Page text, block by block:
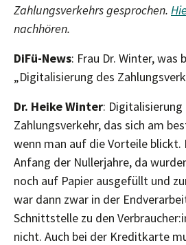
Zahlungsverkehrs gesprochen.
nachhören.
DiFü-News: Frau Dr. Winter,
„Digitalisierung des
Dr. Heike Winter:
Zahlungsverkehr, das sich am
wenn man auf die Vorteile blickt.
Anfang der Nullerjahre, da
noch auf Papier ausgefüllt und
war dann zwar in der
Schnittstelle zu den
nicht. Auch bei der Kreditkarte